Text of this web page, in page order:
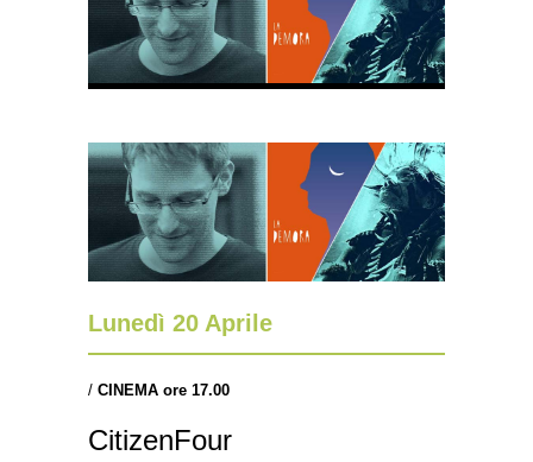
Lunedì 20 Aprile
/ CINEMA ore 17.00
CitizenFour